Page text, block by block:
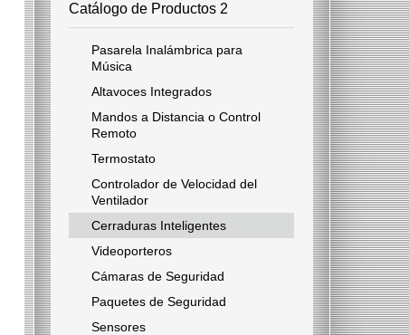
Catálogo de Productos 2
Pasarela Inalámbrica para
Música
Altavoces Integrados
Mandos a Distancia o Control
Remoto
Termostato
Controlador de Velocidad del
Ventilador
Cerraduras Inteligentes
Videoporteros
Cámaras de Seguridad
Paquetes de Seguridad
Sensores